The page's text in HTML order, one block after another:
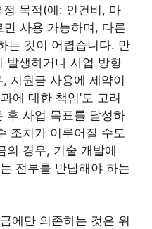
목적(예: 인건비, 마
사용 가능하며, 다른
는 것이 어렵습니다. 만
발생하거나 사업 방향
지원금 사용에 제약이
에 대한 책임’도 고려
후 사업 목표를 달성하
조치가 이루어질 수도
의 경우, 기술 개발에
전부를 반납해야 하는
에만 의존하는 것은 위